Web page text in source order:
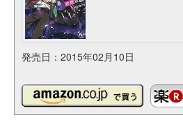
発売日：2015年02月10日